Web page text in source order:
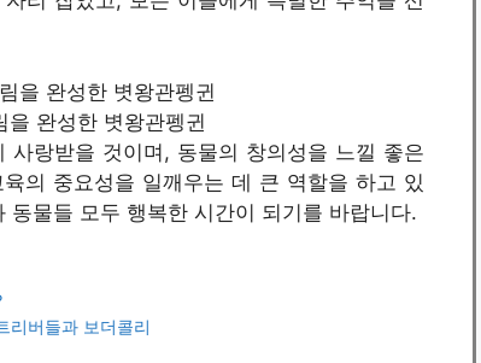
완성한 볏왕관펭귄
사랑받을 것이며, 동물의 창의성을 느낄 좋은
의 중요성을 일깨우는 데 큰 역할을 하고 있
물들 모두 행복한 시간이 되기를 바랍니다.
리버들과 보더콜리